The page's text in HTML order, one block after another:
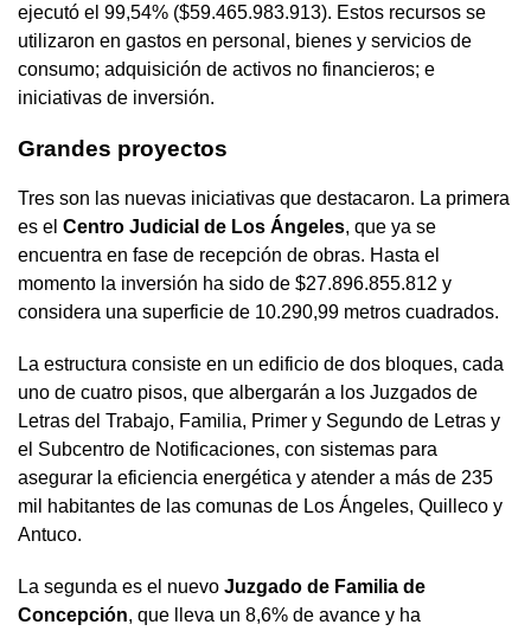
ejecutó el 99,54% ($59.465.983.913). Estos recursos se
utilizaron en gastos en personal, bienes y servicios de
consumo; adquisición de activos no financieros; e
iniciativas de inversión.
Grandes proyectos
Tres son las nuevas iniciativas que destacaron. La primera
es el Centro Judicial de Los Ángeles, que ya se
encuentra en fase de recepción de obras. Hasta el
momento la inversión ha sido de $27.896.855.812 y
considera una superficie de 10.290,99 metros cuadrados.
La estructura consiste en un edificio de dos bloques, cada
uno de cuatro pisos, que albergarán a los Juzgados de
Letras del Trabajo, Familia, Primer y Segundo de Letras y
el Subcentro de Notificaciones, con sistemas para
asegurar la eficiencia energética y atender a más de 235
mil habitantes de las comunas de Los Ángeles, Quilleco y
Antuco.
La segunda es el nuevo Juzgado de Familia de
Concepción, que lleva un 8,6% de avance y ha